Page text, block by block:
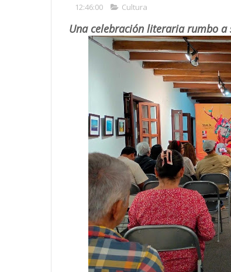
12:46:00 Cultura
Una celebración literaria rumbo